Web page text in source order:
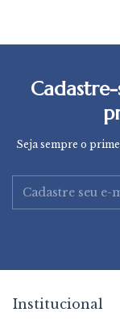
Seja sempre o
Institucional